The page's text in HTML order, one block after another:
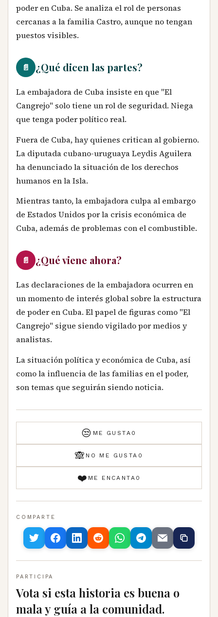
poder en Cuba. Se analiza el rol de personas
cercanas a la familia Castro, aunque no tengan
puestos visibles.
📄 ¿Qué dicen las partes?
La embajadora de Cuba insiste en que "El
Cangrejo" solo tiene un rol de seguridad. Niega
que tenga poder político real.
Fuera de Cuba, hay quienes critican al gobierno.
La diputada cubano-uruguaya Leydis Aguilera
ha denunciado la situación de los derechos
humanos en la Isla.
Mientras tanto, la embajadora culpa al embargo
de Estados Unidos por la crisis económica de
Cuba, además de problemas con el combustible.
📄 ¿Qué viene ahora?
Las declaraciones de la embajadora ocurren en
un momento de interés global sobre la estructura
de poder en Cuba. El papel de figuras como "El
Cangrejo" sigue siendo vigilado por medios y
analistas.
La situación política y económica de Cuba, así
como la influencia de las familias en el poder,
son temas que seguirán siendo noticia.
😒 ME GUSTA 0
🙈 NO ME GUSTA 0
❤️ ME ENCANTA 0
COMPARTE
PARTICIPA
Vota si esta historia es buena o
mala y guía a la comunidad.